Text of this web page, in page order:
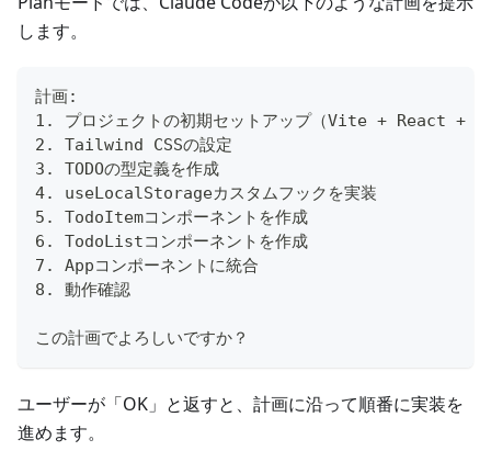
します。
計画:
1. プロジェクトの初期セットアップ（Vite + React +
2. Tailwind CSSの設定
3. TODOの型定義を作成
4. useLocalStorageカスタムフックを実装
5. TodoItemコンポーネントを作成
6. TodoListコンポーネントを作成
7. Appコンポーネントに統合
8. 動作確認
この計画でよろしいですか？
ユーザーが「OK」と返すと、計画に沿って順番に実装を
進めます。